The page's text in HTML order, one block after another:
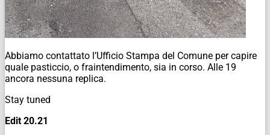
Abbiamo contattato l’Ufficio Stampa del Comune per capire
quale pasticcio, o fraintendimento, sia in corso. Alle 19
ancora nessuna replica.
Stay tuned
Edit 20.21